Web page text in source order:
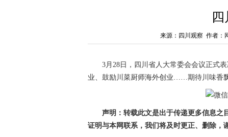
来源：四川观察 作者：
3月28日，四川省人大常委会会议正式
业、鼓励川菜厨师海外创业……期待川味香
声明：转载此文是出于传递更多信息之
证明与本网联系，我们将及时更正、删除，